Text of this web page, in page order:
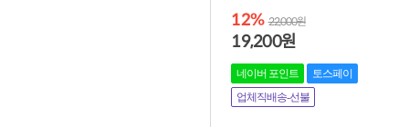
12% 22,000원
19,200원
네이버 포인트
토스페이
업체직배송-선불